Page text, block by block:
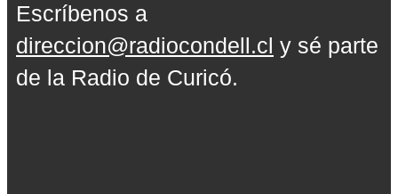
Escríbenos a
direccion@radiocondell.cl y sé parte
de la Radio de Curicó.